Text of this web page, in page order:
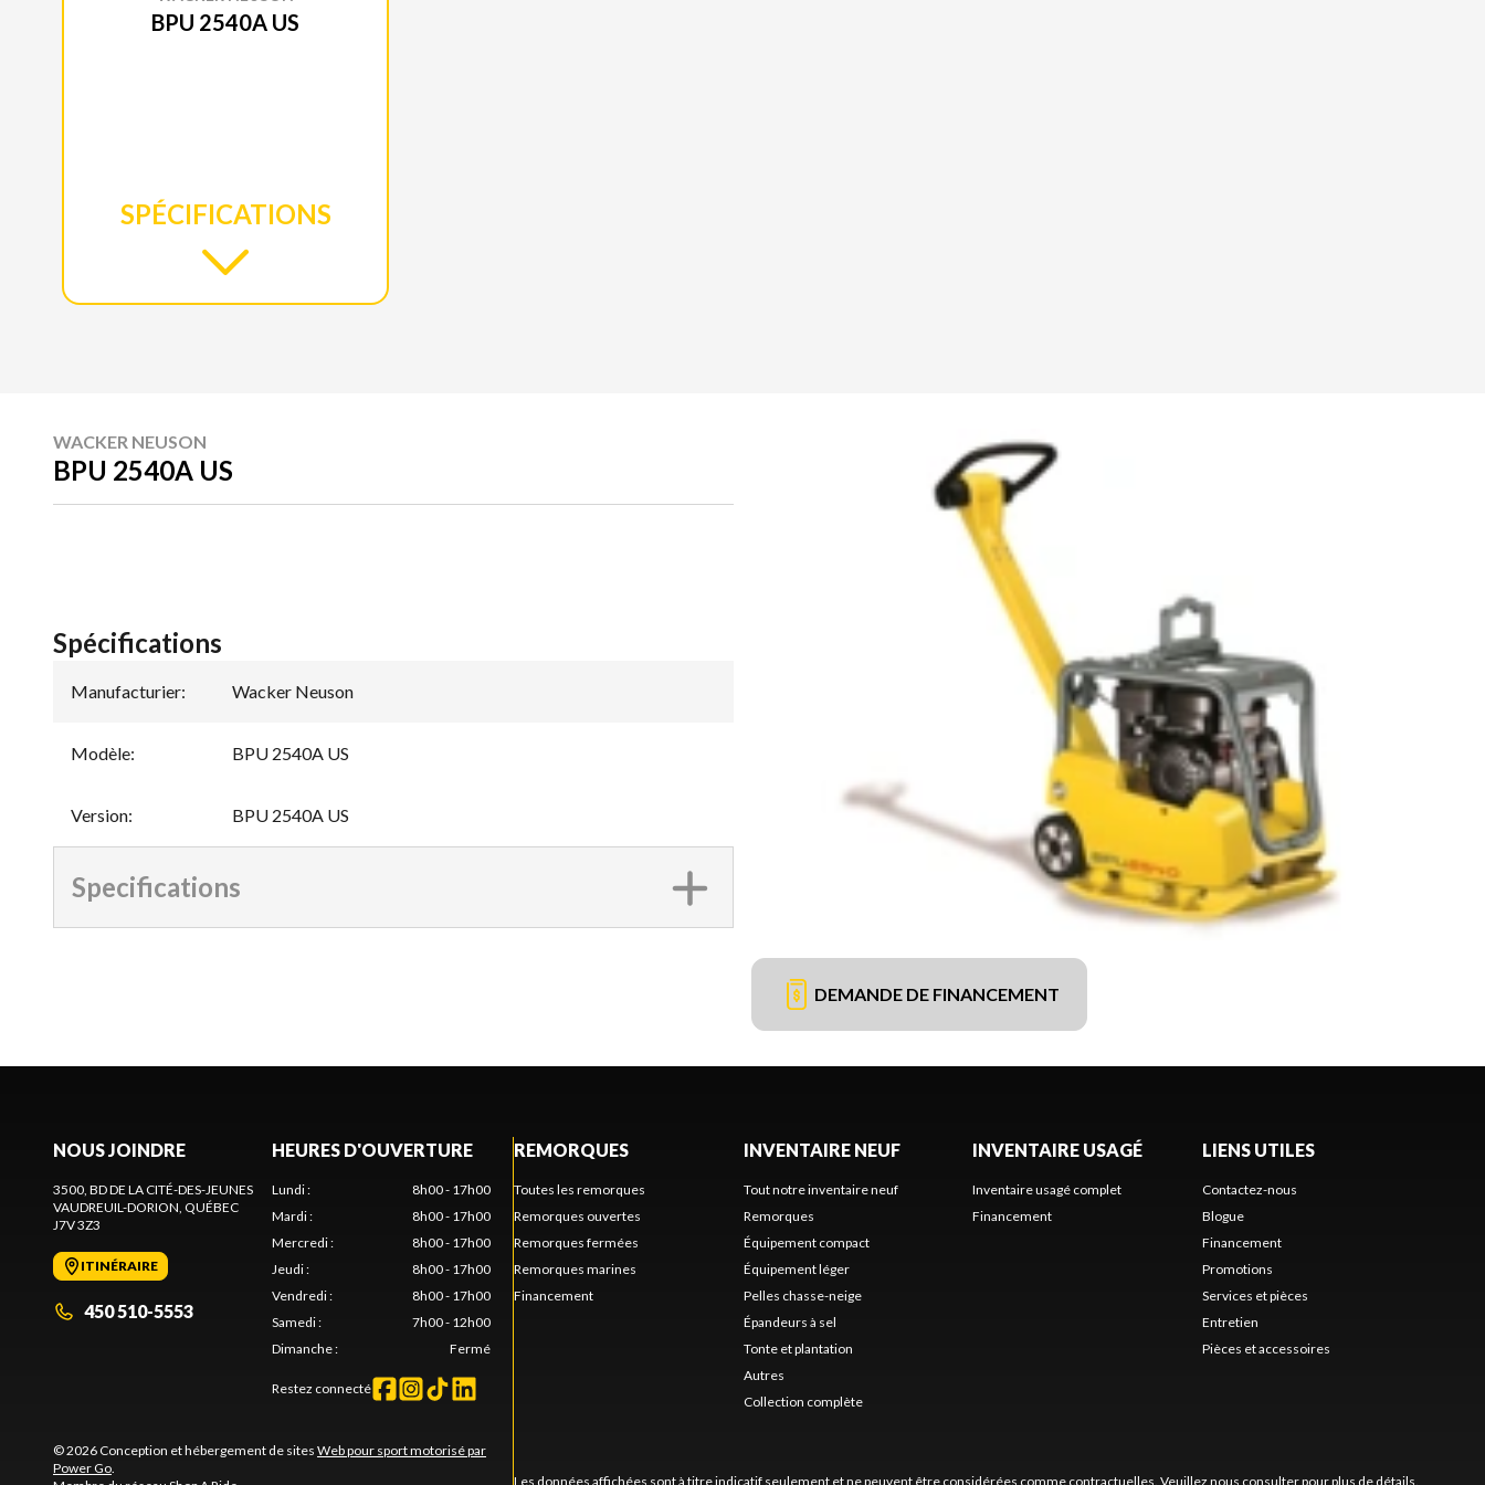
BPU 2540A US
SPÉCIFICATIONS
WACKER NEUSON
BPU 2540A US
DEMANDE DE FINANCEMENT
Spécifications
Manufacturier: Wacker Neuson
Modèle: BPU 2540A US
Version: BPU 2540A US
Specifications
NOUS JOINDRE
3500, BD DE LA CITÉ-DES-JEUNES
VAUDREUIL-DORION , QUÉBEC
J7V 3Z3
ITINÉRAIRE
450 510-5553
HEURES D'OUVERTURE
Lundi:
8h00 - 17h00
Mardi:
8h00 - 17h00
Mercredi:
8h00 - 17h00
Jeudi:
8h00 - 17h00
Vendredi:
8h00 - 17h00
Samedi:
7h00 - 12h00
Dimanche: Fermé
Restez connecté
© 2026 Conception et hébergement de sites Web pour sport motorisé par
Power Go
REMORQUES
Toutes les remorques
Remorques ouvertes
Remorques fermées
Remorques marines
Financement
INVENTAIRE NEUF
Tout notre inventaire neuf
Remorques
Équipement compact
Équipement léger
Pelles chasse-neige
Épandeurs à sel
Tonte et plantation
Autres
Collection complète
INVENTAIRE USAGÉ
Inventaire usagé complet
Financement
LIENS UTILES
Contactez-nous
Blogue
Financement
Promotions
Services et pièces
Entretien
Pièces et accessoires
Les données affichées sont à titre indicatif seulement et ne peuvent être considérées comme contractuelles. Veuillez nous consulter pour plus de détails.